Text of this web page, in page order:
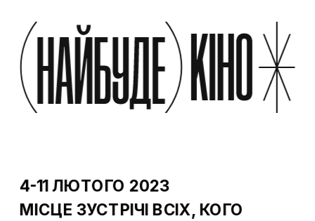
4-11 ЛЮТОГО 2023
МІСЦЕ ЗУСТРІЧІ ВСІХ, КОГО